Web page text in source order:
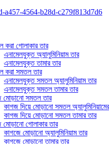
করা গোলাকার তার
এনামেলযুক্ত অ্যালুমিনিয়াম তার
এনামেলযুক্ত তামার তার
করা সমতল তার
এনামেলযুক্ত সমতল অ্যালুমিনিয়াম তার
এনামেলযুক্ত সমতল তামার তার
মোড়ানো সমতল তার
কাগজ দিয়ে মোড়ানো সমতল
কাগজ দিয়ে মোড়ানো সমতল তামার তার
মোড়ানো গোলাকার তার
কাগজে মোড়ানো অ্যালুমিনিয়াম তার
কাগজে মোড়ানো তামার তার